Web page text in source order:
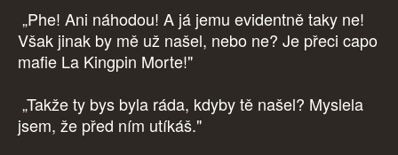
„Phe! Ani náhodou! A já jemu evidentně taky ne!
Však jinak by mě už našel, nebo ne? Je přeci capo
mafie La Kingpin Morte!"
„Takže ty bys byla ráda, kdyby tě našel? Myslela
jsem, že před ním utíkáš."